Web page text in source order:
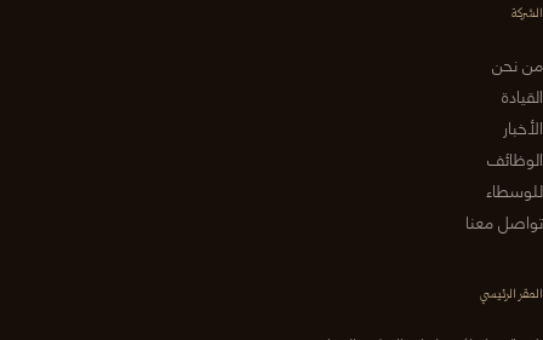
الشركة
من نحن
القيادة
الأخبار
الوظائف
للوسطاء
تواصل معنا
المقر الرئيسي